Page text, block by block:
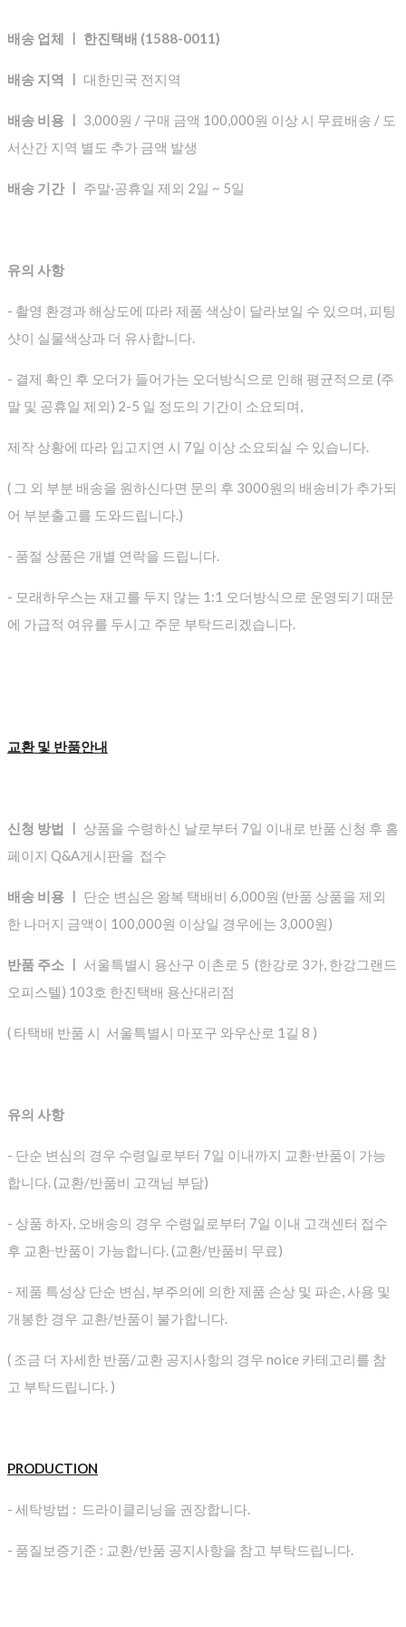
배송 업체 ㅣ 한진택배 (1588-0011)
배송 지역 ㅣ 대한민국 전지역
배송 비용 ㅣ 3,000원 / 구매 금액 100,000원 이상 시 무료배송 / 도
서산간 지역 별도 추가 금액 발생
배송 기간 ㅣ 주말·공휴일 제외 2일 ~ 5일
유의 사항
- 촬영 환경과 해상도에 따라 제품 색상이 달라보일 수 있으며, 피팅
샷이 실물색상과 더 유사합니다.
- 결제 확인 후 오더가 들어가는 오더방식으로 인해 평균적으로 (주
말 및 공휴일 제외) 2-5 일 정도의 기간이 소요되며,
제작 상황에 따라 입고지연 시 7일 이상 소요되실 수 있습니다.
( 그 외 부분 배송을 원하신다면 문의 후 3000원의 배송비가 추가되
어 부분출고를 도와드립니다.)
- 품절 상품은 개별 연락을 드립니다.
- 모래하우스는 재고를 두지 않는 1:1 오더방식으로 운영되기 때문
에 가급적 여유를 두시고 주문 부탁드리겠습니다.
교환 및 반품안내
신청 방법 ㅣ 상품을 수령하신 날로부터 7일 이내로 반품 신청 후 홈
페이지 Q&A게시판을 접수
배송 비용 ㅣ
단순 변심은 왕복 택배비 6,000원 (반품 상품을 제외
한 나머지 금액이 100,000원 이상일 경우에는 3,000원)
반품 주소 ㅣ 서울특별시 용산구 이촌로 5 (한강로 3가, 한강그랜드
오피스텔) 103호 한진택배 용산대리점
( 타택배 반품 시 서울특별시 마포구 와우산로 1길 8 )
유의 사항
- 단순 변심의 경우 수령일로부터 7일 이내까지 교환∙반품이 가능
합니다. (교환/반품비 고객님 부담)
- 상품 하자, 오배송의 경우 수령일로부터 7일 이내 고객센터 접수
후 교환∙반품이 가능합니다. (교환/반품비 무료)
- 제품 특성상 단순 변심, 부주의에 의한 제품 손상 및 파손, 사용 및
개봉한 경우 교환/반품이 불가합니다.
( 조금 더 자세한 반품/교환 공지사항의 경우 noice 카테고리를 참
고 부탁드립니다. )
PRODUCTION
- 세탁방법 : 드라이클리닝을 권장합니다.
- 품질보증기준 : 교환/반품 공지사항을 참고 부탁드립니다.